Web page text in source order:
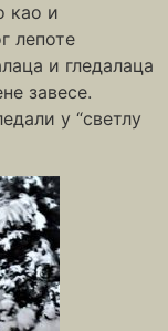
као и
лепоте
и гледалаца
завесе.
у “светлу